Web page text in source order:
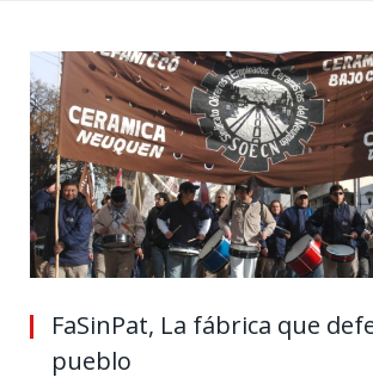
FaSinPat, La fábrica que
pueblo